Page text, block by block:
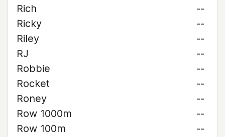
Rich
--
Ricky
--
Riley
--
RJ
--
Robbie
--
Rocket
--
Roney
--
Row 1000m
--
Row 100m
--